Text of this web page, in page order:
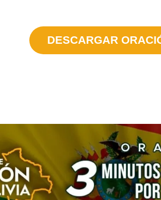
DESCARGAR